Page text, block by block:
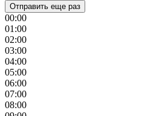
Отправить еще раз
00:00
01:00
02:00
03:00
04:00
05:00
06:00
07:00
08:00